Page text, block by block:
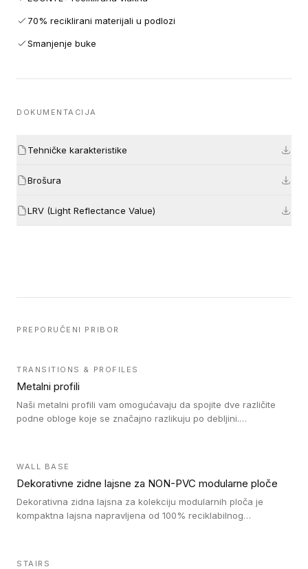
70% reciklirani materijali u podlozi
Smanjenje buke
DOKUMENTACIJA
Tehničke karakteristike
Brošura
LRV (Light Reflectance Value)
PREPORUČENI PRIBOR
TRANSITIONS & PROFILES
Metalni profili
Naši metalni profili vam omogućavaju da spojite dve različite
podne obloge koje se značajno razlikuju po debljini.
WALL BASE
Dekorativne zidne lajsne za NON-PVC modularne ploče
Dekorativna zidna lajsna za kolekciju modularnih ploča je
kompaktna lajsna napravljena od 100% reciklabilnog
STAIRS